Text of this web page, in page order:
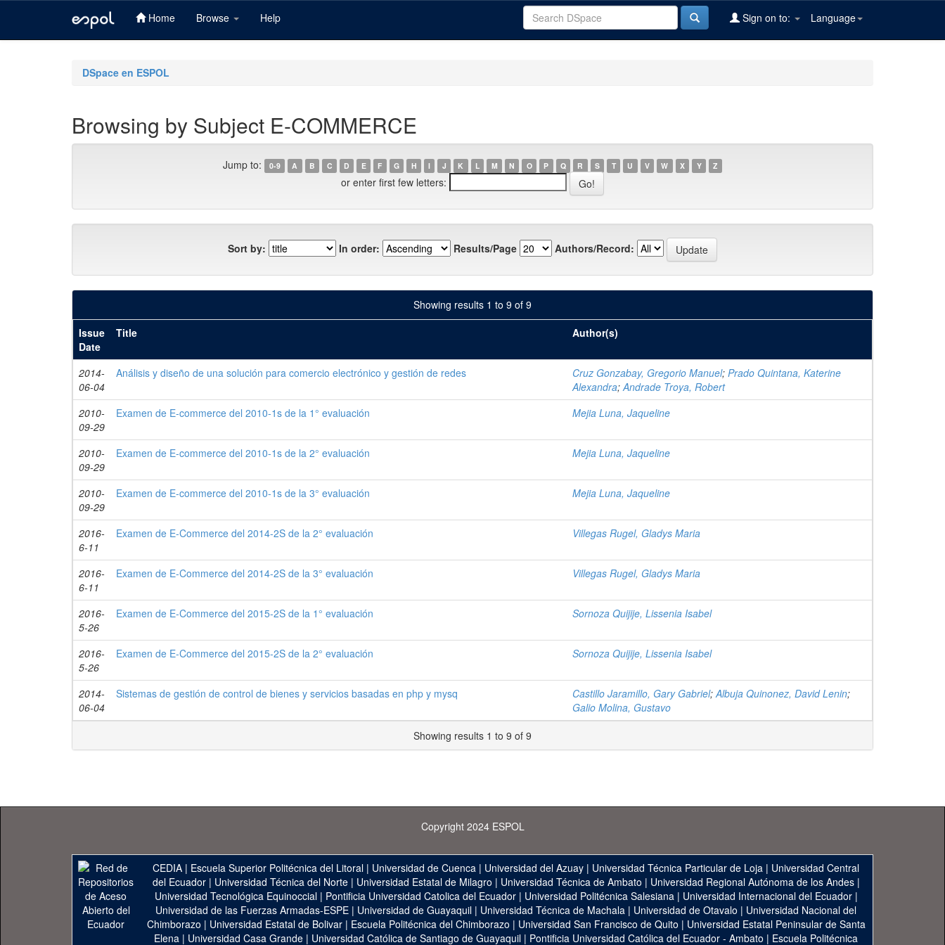
Home Browse Help Language
Sign on to:
DSpace en ESPOL
Browsing by Subject E-COMMERCE
Jump to: 0-9 A B C D E F G H I J K L M N O P Q R S T U V W X Y Z
or enter first few letters:
Sort by: In order: Results/Page Authors/Record:
Showing results 1 to 9 of 9
Issue
Date
Title Author(s)
2014-
06-04
Análisis y diseño de una solución para comercio electrónico y gestión de redes Cruz Gonzabay, Gregorio Manuel; Prado Quintana, Katerine
Alexandra;Andrade Troya, Robert
2010-
09-29
Examen de E-commerce del 2010-1s de la 1° evaluación Mejia Luna, Jaqueline
2010-
09-29
Examen de E-commerce del 2010-1s de la 2° evaluación Mejia Luna, Jaqueline
2010-
09-29
Examen de E-commerce del 2010-1s de la 3° evaluación Mejia Luna, Jaqueline
2016-
6-11
Examen de E-Commerce del 2014-2S de la 2° evaluación Villegas Rugel, Gladys Maria
2016-
6-11
Examen de E-Commerce del 2014-2S de la 3° evaluación Villegas Rugel, Gladys Maria
2016-
5-26
Examen de E-Commerce del 2015-2S de la 1° evaluación Sornoza Quijije, Lissenia Isabel
2016-
5-26
Examen de E-Commerce del 2015-2S de la 2° evaluación Sornoza Quijije, Lissenia Isabel
2014-
06-04
Sistemas de gestión de control de bienes y servicios basadas en php y mysq Castillo Jaramillo, Gary Gabriel;Albuja Quinonez, David Lenin;
Galio Molina, Gustavo
Showing results 1 to 9 of 9
Copyright 2024 ESPOL
CEDIA | Escuela Superior Politécnica del Litoral | Universidad de Cuenca | Universidad del Azuay | Universidad Técnica Particular de Loja | Universidad Central
del Ecuador| Universidad Técnica del Norte| Universidad Estatal de Milagro | Universidad Técnica de Ambato | Universidad Regional Autónoma de los Andes|
Universidad Tecnológica Equinoccial| Pontificia Universidad Catolica del Ecuador| Universidad Politécnica Salesiana| Universidad Internacional del Ecuador|
Universidad de las Fuerzas Armadas-ESPE | Universidad de Guayaquil | Universidad Técnica de Machala | Universidad de Otavalo | Universidad Nacional del
Chimborazo | Universidad Estatal de Bolivar| Escuela Politécnica del Chimborazo | Universidad San Francisco de Quito | Universidad Estatal Peninsular de Santa
Elena | Universidad Casa Grande | Universidad Católica de Santiago de Guayaquil | Pontificia Universidad Católica del Ecuador - Ambato | Escuela Politécnica